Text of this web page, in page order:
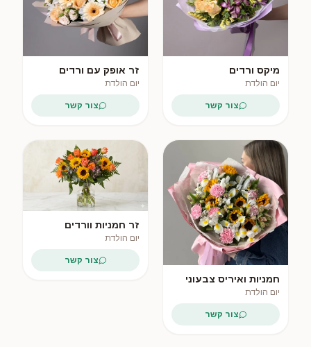
מיקס ורדים
ואלסטרומריה
יום הולדת
צור קשר
זר אופק עם ורדים
וגרברה
יום הולדת
צור קשר
חמניות ואיריס צבעוני
יום הולדת
צור קשר
זר חמניות וורדים
אפרסקיים
יום הולדת
צור קשר